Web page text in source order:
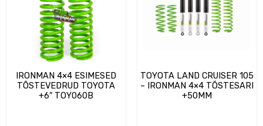
IRONMAN 4×4 ESIMESED
TÕSTEVEDRUD TOYOTA
+6″ TOY060B
TOYOTA LAND CRUISER 105
– IRONMAN 4×4 TÕSTESARI
+50MM